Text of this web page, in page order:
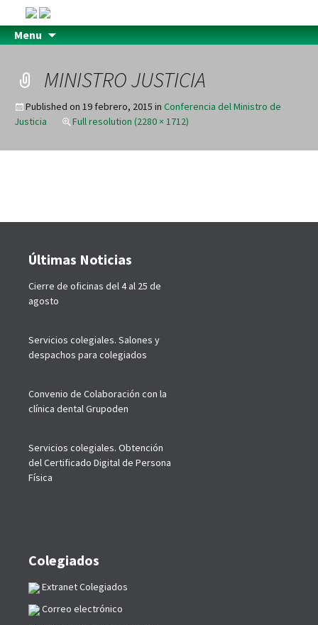
Menu
MINISTRO JUSTICIA
Published on 19 febrero, 2015 in Conferencia del Ministro de
Justicia
Full resolution (2280 × 1712)
Últimas Noticias
Cierre de oficinas del 4 al 25 de
agosto
Servicios colegiales. Salones y
despachos para colegiados
Convenio de Colaboración con la
clínica dental Grupoden
Servicios colegiales. Obtención
del Certificado Digital de Persona
Física
Colegiados
Extranet Colegiados
Correo electrónico